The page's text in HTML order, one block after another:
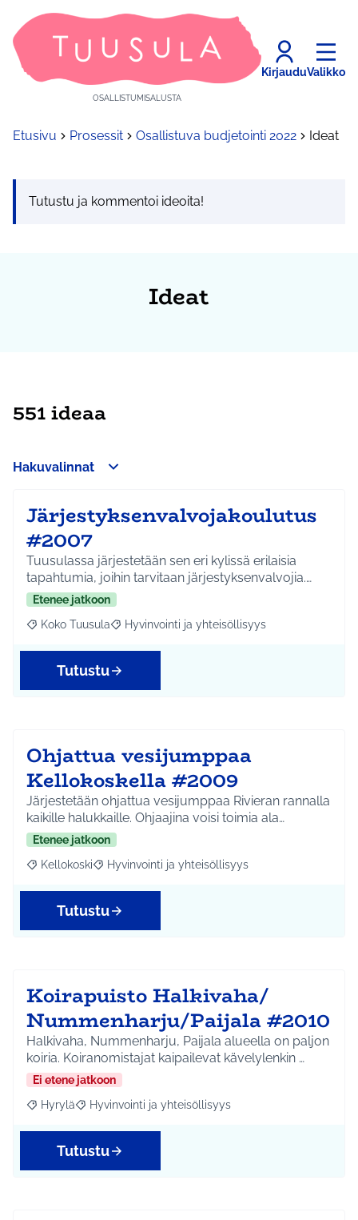
OSALLISTUMISALUSTA
KirjauduValikko
Etusivu Prosessit Osallistuva budjetointi 2022 Ideat
Tutustu ja kommentoi ideoita!
Ideat
551 ideaa
Hakuvalinnat
Järjestyksenvalvojakoulutus
#2007
Tuusulassa järjestetään sen eri kylissä erilaisia
tapahtumia, joihin tarvitaan järjestyksenvalvojia.…
Etenee jatkoon
Rajaa tulokset aihepiirin mukaan: Koko Tuusula
Koko Tuusula Rajaa tulokset teeman mukaan: Hyvinvointi ja
Hyvinvointi ja yhteisöllisyys
Tutustu
Ohjattua vesijumppaa
Kellokoskella #2009
Järjestetään ohjattua vesijumppaa Rivieran rannalla
kaikille halukkaille. Ohjaajina voisi toimia ala…
Etenee jatkoon
Rajaa tulokset aihepiirin mukaan: Kellokoski
Kellokoski Rajaa tulokset teeman mukaan: Hyvinvointi ja
Hyvinvointi ja yhteisöllisyys
Tutustu
Koirapuisto Halkivaha/
Nummenharju/Paijala #2010
Halkivaha, Nummenharju, Paijala alueella on paljon
koiria. Koiranomistajat kaipailevat kävelylenkin …
Ei etene jatkoon
Rajaa tulokset aihepiirin mukaan: Hyrylä
Hyrylä Rajaa tulokset teeman mukaan: Hyvinvointi ja
Hyvinvointi ja yhteisöllisyys
Tutustu